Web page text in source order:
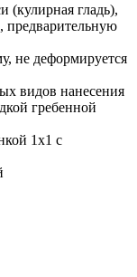
(кулирная гладь),
предварительную
не деформируется
видов нанесения
гребенной
1x1 с